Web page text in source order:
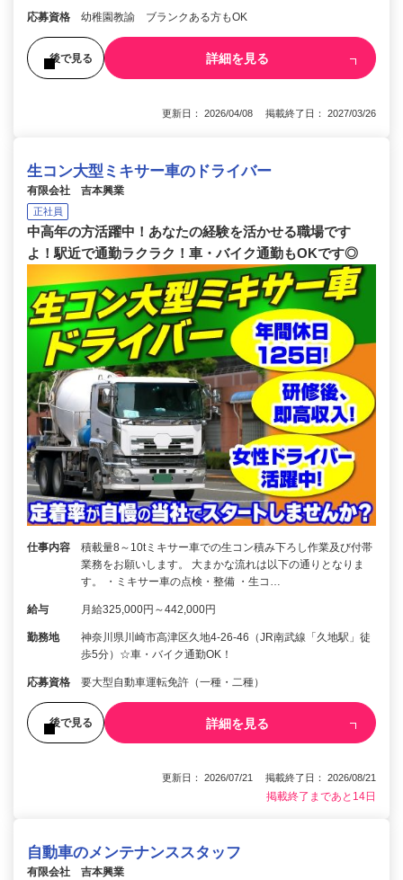
応募資格 幼稚園教諭 ブランクある方もOK
後で見る 詳細を見る
更新日： 2026/04/08 掲載終了日： 2027/03/26
生コン大型ミキサー車のドライバー
有限会社 吉本興業
正社員
中高年の方活躍中！あなたの経験を活かせる職場です
よ！駅近で通勤ラクラク！車・バイク通勤もOKです◎
仕事内容
積載量8～10tミキサー車での生コン積み下ろし作業及び付帯
業務をお願いします。 大まかな流れは以下の通りとなりま
す。 ・ミキサー車の点検・整備 ・生コ…
給与 月給325,000円～442,000円
勤務地
神奈川県川崎市高津区久地4-26-46（JR南武線「久地駅」徒
歩5分）☆車・バイク通勤OK！
応募資格 要大型自動車運転免許（一種・二種）
後で見る 詳細を見る
更新日： 2026/07/21 掲載終了日： 2026/08/21
掲載終了まであと14日
自動車のメンテナンススタッフ
有限会社 吉本興業